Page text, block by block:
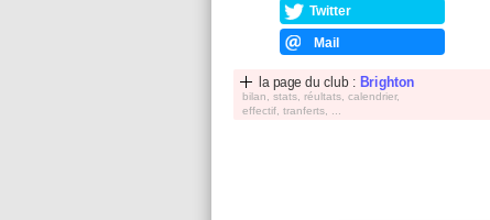
Twitter
Mail
la page du club : Brighton
bilan, stats, réultats, calendrier,
effectif, tranferts, ...